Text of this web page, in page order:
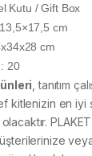
Kutu / Gift Box
cm
cm
20
, tanıtım
kitlenizin en iyi